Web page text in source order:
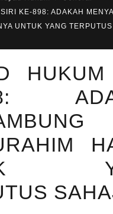
SIRI KE-898: ADAKAH
UNTUK YANG